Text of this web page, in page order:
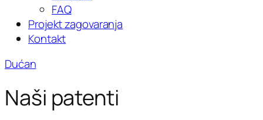
FAQ
Projekt zagovaranja
Kontakt
Dućan
Naši patenti